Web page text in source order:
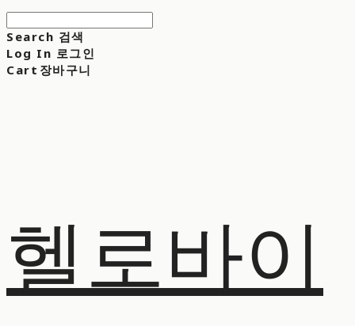
Search 검색
Log In 로그인
Cart 장바구니
헬로바이